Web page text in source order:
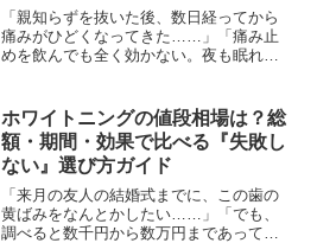
「親知らずを抜いた後、数日経ってから
痛みがひどくなってきた……」「痛み止
めを飲んでも全く効かない。夜も眠れな
に日に痛みが強くなる」「薬が効かな
い」という場合、それは「ド...
ホワイトニングの値段相場は？総
額・期間・効果で比べる『失敗し
ない』選び方ガイド
「来月の友人の結婚式までに、この歯の
黄ばみをなんとかしたい……」「でも、
調べると数千円から数万円まであって、